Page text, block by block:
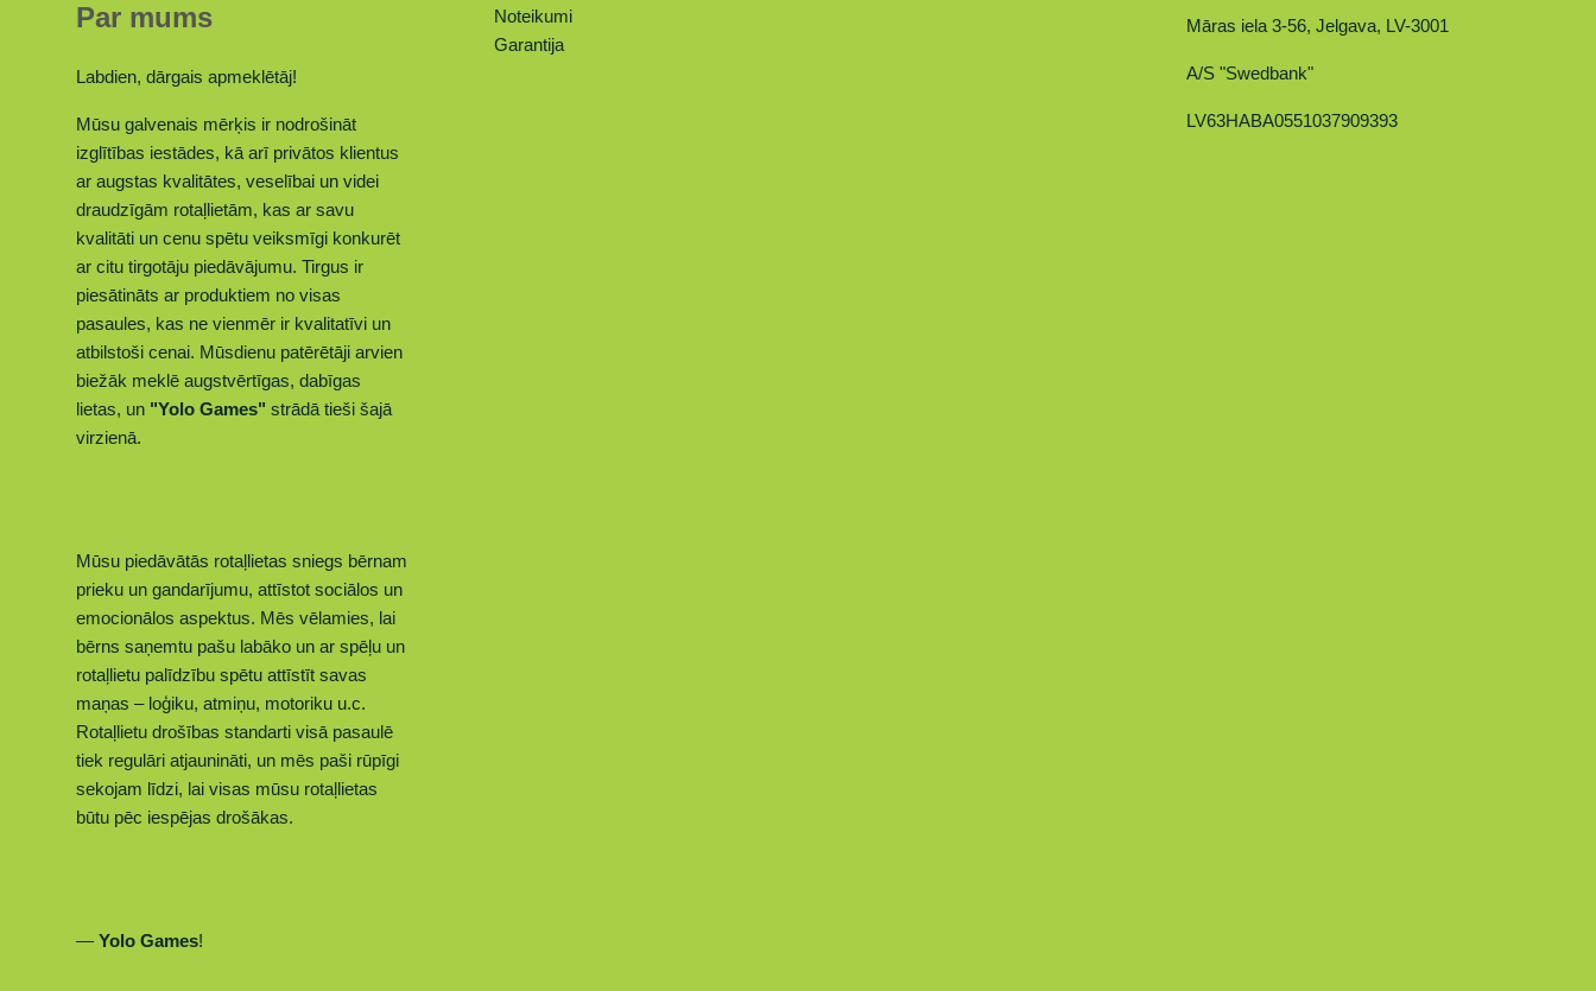
Par mums
Labdien, dārgais apmeklētāj!
Mūsu galvenais mērķis ir nodrošināt
izglītības iestādes, kā arī privātos klientus
ar augstas kvalitātes, veselībai un videi
draudzīgām rotaļlietām, kas ar savu
kvalitāti un cenu spētu veiksmīgi konkurēt
ar citu tirgotāju piedāvājumu. Tirgus ir
piesātināts ar produktiem no visas
pasaules, kas ne vienmēr ir kvalitatīvi un
atbilstoši cenai. Mūsdienu patērētāji arvien
biežāk meklē augstvērtīgas, dabīgas
lietas, un "Yolo Games" strādā tieši šajā
virzienā.
Mūsu piedāvātās rotaļlietas sniegs bērnam
prieku un gandarījumu, attīstot sociālos un
emocionālos aspektus. Mēs vēlamies, lai
bērns saņemtu pašu labāko un ar spēļu un
rotaļlietu palīdzību spētu attīstīt savas
maņas – loģiku, atmiņu, motoriku u.c.
Rotaļlietu drošības standarti visā pasaulē
tiek regulāri atjaunināti, un mēs paši rūpīgi
sekojam līdzi, lai visas mūsu rotaļlietas
būtu pēc iespējas drošākas.
— Yolo Games!
Noteikumi
Garantija
Māras iela 3-56, Jelgava, LV-3001
A/S "Swedbank"
LV63HABA0551037909393